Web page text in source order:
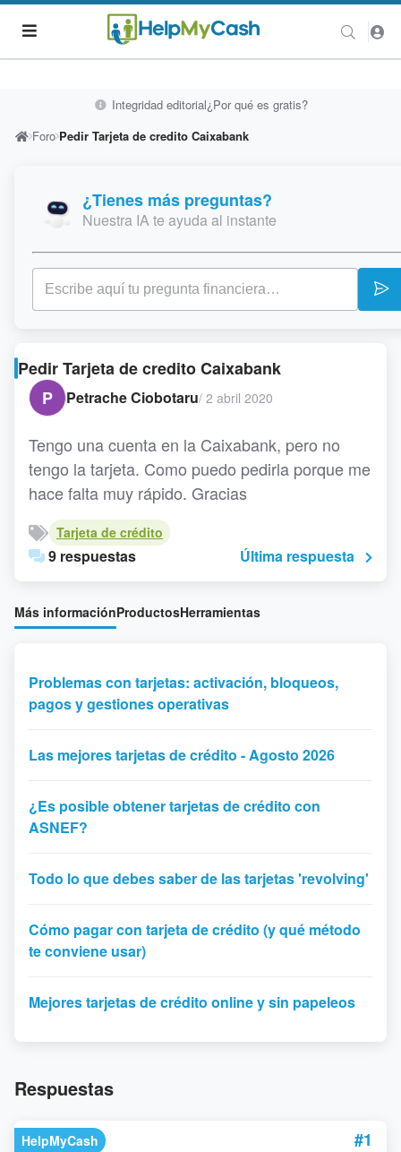
Integridad editorial¿Por qué es gratis?
Foro Pedir Tarjeta de credito Caixabank
¿Tienes más preguntas?
Nuestra IA te ayuda al instante
Pedir Tarjeta de credito Caixabank
P
Petrache Ciobotaru/ 2 abril 2020
Tengo una cuenta en la Caixabank, pero no
tengo la tarjeta. Como puedo pedirla porque me
hace falta muy rápido. Gracias
Tarjeta de crédito
9 respuestas Última respuesta
Más informaciónProductosHerramientas
Problemas con tarjetas: activación, bloqueos,
pagos y gestiones operativas
Las mejores tarjetas de crédito - Agosto 2026
¿Es posible obtener tarjetas de crédito con
ASNEF?
Todo lo que debes saber de las tarjetas 'revolving'
Cómo pagar con tarjeta de crédito (y qué método
te conviene usar)
Mejores tarjetas de crédito online y sin papeleos
Respuestas
HelpMyCash #1